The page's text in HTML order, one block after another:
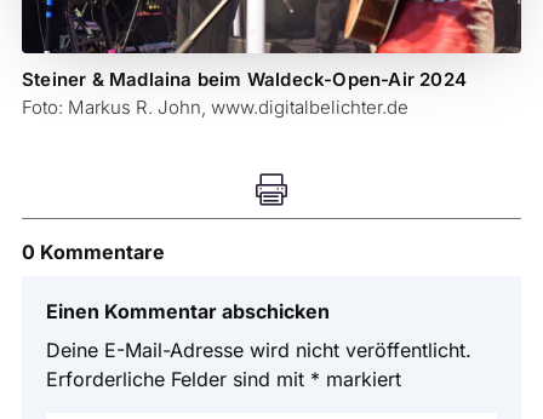
Steiner & Madlaina beim Waldeck-Open-Air 2024
Foto: Markus R. John, www.digitalbelichter.de

0 Kommentare
Einen Kommentar abschicken
Deine E-Mail-Adresse wird nicht veröffentlicht.
Erforderliche Felder sind mit * markiert